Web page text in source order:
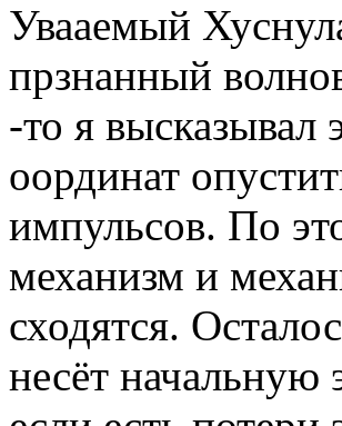
Увааемый
прзнанный
-то я высказывал
оординат
импульсов. По
механизм и
сходятся.
несёт начальную